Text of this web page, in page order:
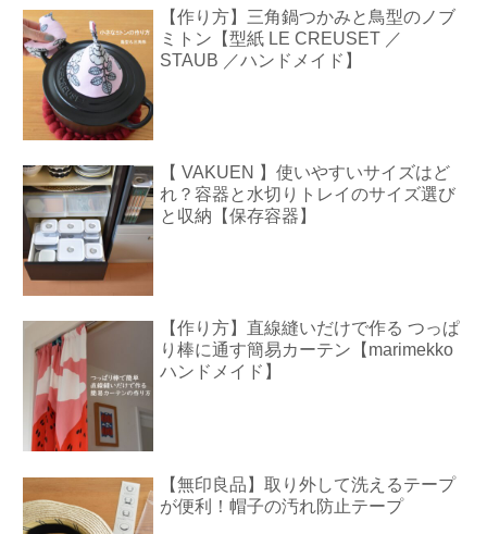
【作り方】三角鍋つかみと鳥型のノブ
ミトン【型紙 LE CREUSET ／
STAUB ／ハンドメイド】
【 VAKUEN 】使いやすいサイズはど
れ？容器と水切りトレイのサイズ選び
と収納【保存容器】
【作り方】直線縫いだけで作る つっぱ
り棒に通す簡易カーテン【marimekko
ハンドメイド】
【無印良品】取り外して洗えるテープ
が便利！帽子の汚れ防止テープ